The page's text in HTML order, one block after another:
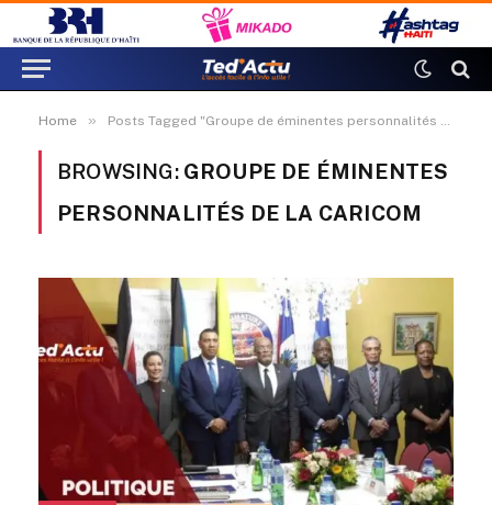
Home » Posts Tagged "Groupe de éminentes personnalités de la CARICOM"
BROWSING: GROUPE DE ÉMINENTES
PERSONNALITÉS DE LA CARICOM